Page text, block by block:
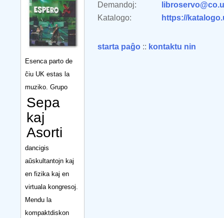
Esenca parto de
ĉiu UK estas la
muziko. Grupo
Sepa
kaj
Asorti
dancigis
aŭskultantojn kaj
en fizika kaj en
virtuala kongresoj.
Mendu la
kompaktdiskon
Demandoj:
Katalogo:
https://
starta paĝo :: kontaktu nin